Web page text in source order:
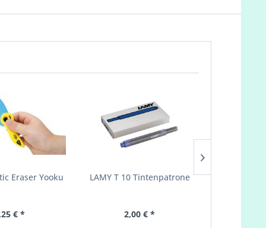
Eraser Yooku
€ *
LAMY T 10 Tintenpatrone
2,00 € *